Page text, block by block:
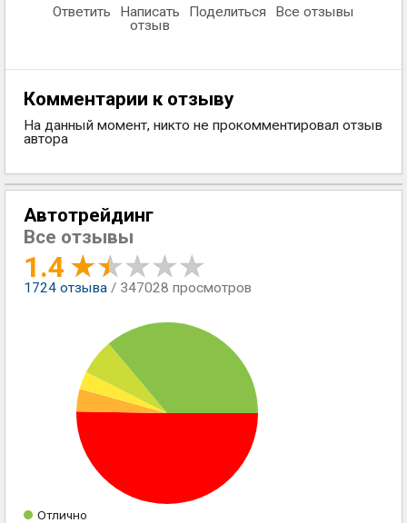
Ответить
Написать
отзыв
Поделиться Все отзывы
Комментарии к отзыву
На данный момент, никто не прокомментировал отзыв
автора
Автотрейдинг
Все отзывы
1.4
1724 отзыва / 347028 просмотров
Отлично